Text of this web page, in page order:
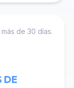
de 30 días.
DE